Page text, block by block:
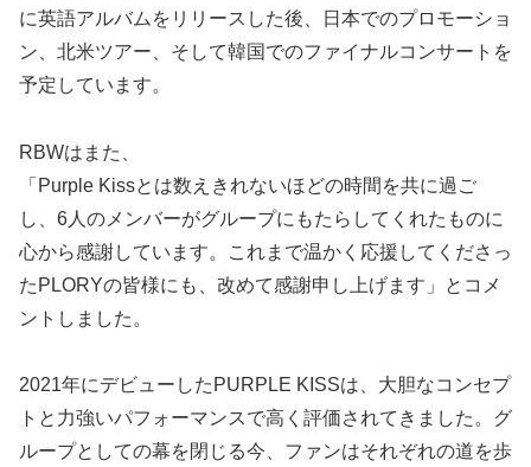
に英語アルバムをリリースした後、日本でのプロモーショ
ン、北米ツアー、そして韓国でのファイナルコンサートを
予定しています。
RBWはまた、
「Purple Kissとは数えきれないほどの時間を共に過ご
し、6人のメンバーがグループにもたらしてくれたものに
心から感謝しています。これまで温かく応援してくださっ
たPLORYの皆様にも、改めて感謝申し上げます」とコメ
ントしました。
2021年にデビューしたPURPLE KISSは、大胆なコンセプ
トと力強いパフォーマンスで高く評価されてきました。グ
ループとしての幕を閉じる今、ファンはそれぞれの道を歩